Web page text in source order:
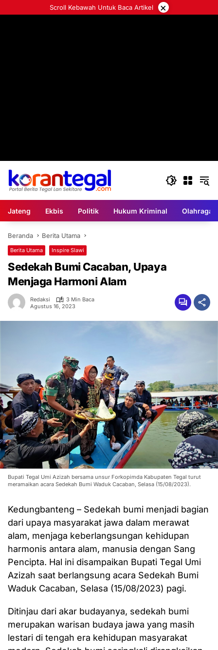
ke
Scroll Kebawah Untuk Baca Artikel ×
Jateng Ekbis Politik Hukum Kriminal Olahraga
Beranda Berita Utama
Berita Utama Inspire Slawi
Sedekah Bumi Cacaban, Upaya
Menjaga Harmoni Alam
Redaksi
3 Min Baca
Agustus 16, 2023
Bupati Tegal Umi Azizah bersama unsur Forkopimda Kabupaten Tegal turut
meramaikan acara Sedekah Bumi Waduk Cacaban, Selasa (15/08/2023).
Kedungbanteng – Sedekah bumi menjadi bagian
dari upaya masyarakat jawa dalam merawat
alam, menjaga keberlangsungan kehidupan
harmonis antara alam, manusia dengan Sang
Pencipta. Hal ini disampaikan Bupati Tegal Umi
Azizah saat berlangsung acara Sedekah Bumi
Waduk Cacaban, Selasa (15/08/2023) pagi.
Ditinjau dari akar budayanya, sedekah bumi
merupakan warisan budaya jawa yang masih
lestari di tengah era kehidupan masyarakat